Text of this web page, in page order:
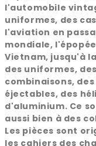
l'automobile
uniformes, des
l'aviation en
mondiale,
Vietnam, jusqu'à
des uniformes,
combinaisons,
éjectables, des
d'aluminium. Ce
aussi bien à des
Les pièces sont
les cahiers des